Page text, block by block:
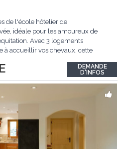
de l'école hôtelier de
idéale pour les amoureux de
Avec 3 logements
à accueillir vos chevaux, cette
- 3 logements confortables :
pièces avec...
DEMANDE
D'INFOS